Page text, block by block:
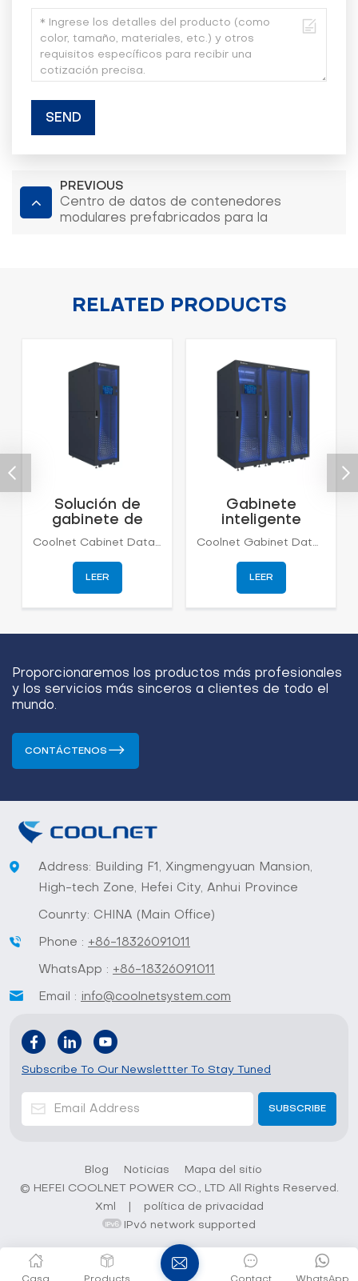
SEND
PREVIOUS
Centro de datos de contenedores
modulares prefabricados para la
RELATED PRODUCTS
Solución de
gabinete de
centro de datos
MetaRack-Micro
Coolnet Cabinet Data Center es un gabinete integrado que contiene un sistema de refrigeración, un sistema de energía, un sistema de monitoreo y un sistema de rack, etc. Cada vez hay más microcentros de datos y se ha enfrentado al dilema de que es difícil unificar la planificación, la construcción y gestión de operaciones. El gabinete integrado integra profundamente los productos de infraestructura del centro de datos, incluidos múltiples subsistemas como UPS, distribución de energía, refrigeración, gabinetes y protección contra incendios, e implementa la gestión general de todo el sistema a través del sistema de monitoreo.
LEER
Gabinete
inteligente
integrado de
centros de datos
y soluciones de
sala de
servidores
Coolnet Gabinet Data Center es un gabinete integrado que contiene sistema de enfriamiento, sistema de energía, sistema de monitoreo y sistema de bastidor, etc. Hay más y más centros de datos micro, y ha estado enfrentando el dilema de que es difícil unificar la planificación, construcción y gestión de operaciones. El gabinete integrado integra profundamente los productos de infraestructura del centro de datos, incluidos múltiples subsistemas como UPS, distribución de energía, refrigeración, gabinetes y protección contra incendios, e implementa la gestión general de todo el sistema a través del sistema de monitoreo.
LEER
Proporcionaremos los productos más profesionales
y los servicios más sinceros a clientes de todo el
mundo.
CONTÁCTENOS
Address: Building F1, Xingmengyuan Mansion,
High-tech Zone, Hefei City, Anhui Province
Counrty: CHINA (Main Office)
Phone : +86-18326091011
WhatsApp : +86-18326091011
Email : info@coolnetsystem.com
Subscribe To Our Newslettter To Stay Tuned
Blog Noticias
Mapa del sitio
© HEFEI COOLNET POWER CO., LTD All Rights Reserved.
Xml
política de privacidad
IPv6 network supported